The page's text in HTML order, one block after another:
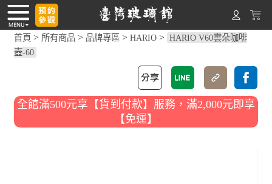
首頁 > 所有商品 > 品牌專區 >HARIO > HARIO V60雲朵咖啡
壺-60
全館滿500元享【貨到付款】服務，滿2,000元即享
【免運】